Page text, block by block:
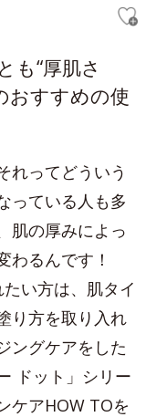
も“厚肌さ
おすすめの使
れってどういう
っている人も多
肌の厚みによっ
わるんです！
い方は、肌タイ
り方を取り入れ
ングケアをした
ドット」シリー
ケアHOW TOを